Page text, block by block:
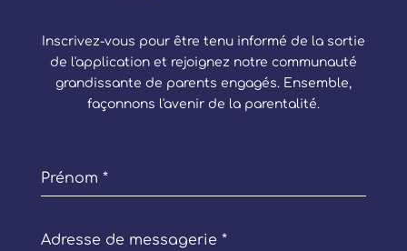
Inscrivez-vous pour être tenu informé de la sortie
de l'application et rejoignez notre communauté
grandissante de parents engagés. Ensemble,
façonnons l'avenir de la parentalité.
Prénom *
Adresse de messagerie *